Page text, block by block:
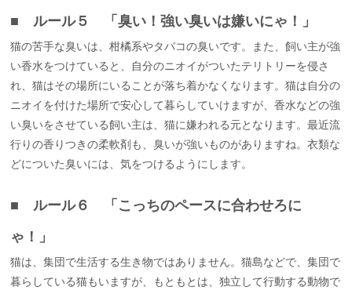
■ ルール５ 「臭い！強い臭いは嫌いにゃ！」
猫の苦手な臭いは、柑橘系やタバコの臭いです。また、飼い主が強
い香水をつけていると、自分のニオイがついたテリトリーを侵さ
れ、猫はその場所にいることが落ち着かなくなります。猫は自分の
ニオイを付けた場所で安心して暮らしていけますが、香水などの強
い臭いをさせている飼い主は、猫に嫌われる元となります。最近流
行りの香りつきの柔軟剤も、臭いが強いものがありますね。衣類な
どについた臭いには、気をつけるようにします。
■ ルール６ 「こっちのペースに合わせろに
ゃ！」
猫は、集団で生活する生き物ではありません。猫島などで、集団で
暮らしている猫もいますが、もともとは、独立して行動する動物で